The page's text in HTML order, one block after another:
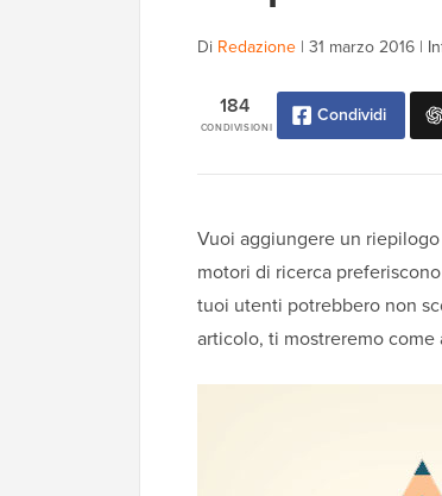
Di Redazione | 31 marzo 2016 |
CONDIVISIONI
184 Condividi
Vuoi aggiungere un
motori di ricerca
tuoi utenti potrebbero non
articolo, ti mostreremo come